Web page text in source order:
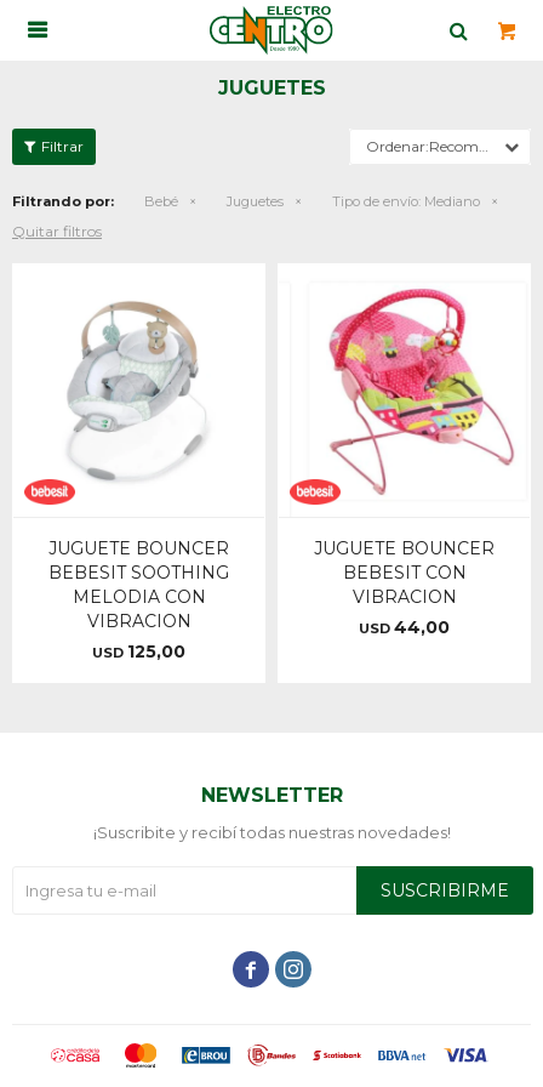

JUGUETES
Recomendados
Filtrando por: Bebé Juguetes Tipo de envío: Mediano
Quitar filtros
JUGUETE BOUNCER
BEBESIT SOOTHING
MELODIA CON
VIBRACION
USD 125,00
JUGUETE BOUNCER
BEBESIT CON
VIBRACION
USD 44,00
NEWSLETTER
¡Suscribite y recibí todas nuestras novedades!
SUSCRIBIRME
 